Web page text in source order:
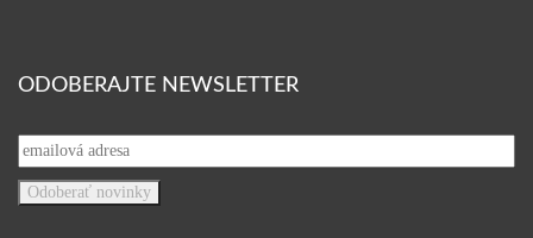
ODOBERAJTE NEWSLETTER